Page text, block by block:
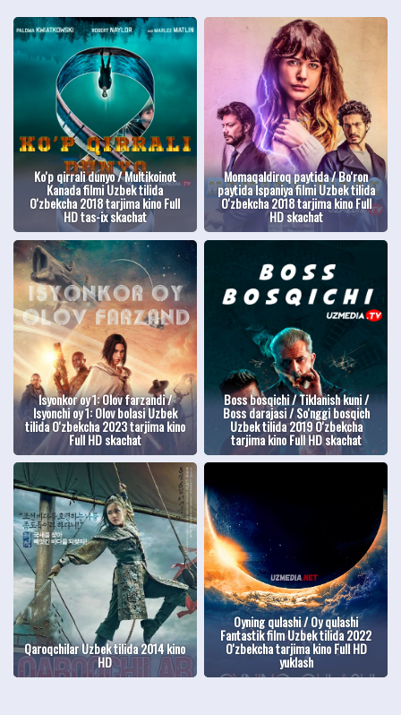
Ko'p qirrali dunyo / Multikoinot
Kanada filmi Uzbek tilida
O'zbekcha 2018 tarjima kino Full
HD tas-ix skachat
Momaqaldiroq paytida / Bo'ron
paytida Ispaniya filmi Uzbek tilida
O'zbekcha 2018 tarjima kino Full
HD skachat
Isyonkor oy 1: Olov farzandi /
Isyonchi oy 1: Olov bolasi Uzbek
tilida O'zbekcha 2023 tarjima kino
Full HD skachat
Boss bosqichi / Tiklanish kuni /
Boss darajasi / So'nggi bosqich
Uzbek tilida 2019 O'zbekcha
tarjima kino Full HD skachat
Qaroqchilar Uzbek tilida 2014 kino
HD
Oyning qulashi / Oy qulashi
Fantastik film Uzbek tilida 2022
O'zbekcha tarjima kino Full HD
yuklash